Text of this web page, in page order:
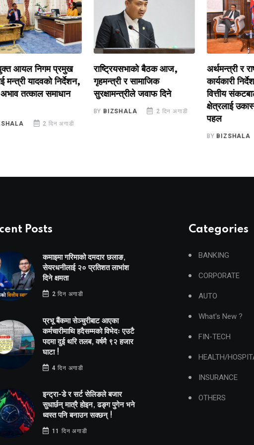
प्रमुख
निर्देशन,
समाधान
2 दिन अगाडी
राष्ट्रियसभाको बैठक आज,
गृहमन्त्री र सामाजिक
सुरक्षामन्त्रीले जवाफ दिने
BIZSHALA 2 दिन अगाडी
अर्थमन्त्री र राष्ट्र बैंकका
कार्यकारी निर्देशकबीच
वित्तीय संकटबाट नागरिक
क्षेत्रलाई उकास्न
BIZSHALA 2 दिन
Posts
कमाइमा गरिमाको दमदार छलाङ,
सेयरधनीलाई २० प्रतिशत लाभांश
दिने क्षमता
2 दिन अगाडी
प्रभू बैंकमा सेञ्चुरीबाट आएका
कर्मचारीमाथि हदैसम्मको विभेदः एउटै
पदमा दुई थरि तलब, वर्षमै ९२ हजार
घाटा !
4 दिन अगाडी
इन्ट्रा-डे र सर्ट सेलिङले बजार
सुधार्छन् मात्रै होइन, ढङ्ग पुगेन भने
ध्वस्त पनि बनाउन सक्छन् !
11 दिन अगाडी
Categories
BANKING
CORPORATE
AUTO
What's New ?
FIN-TECH
HEALTH/
INSURANCE
OTHERS